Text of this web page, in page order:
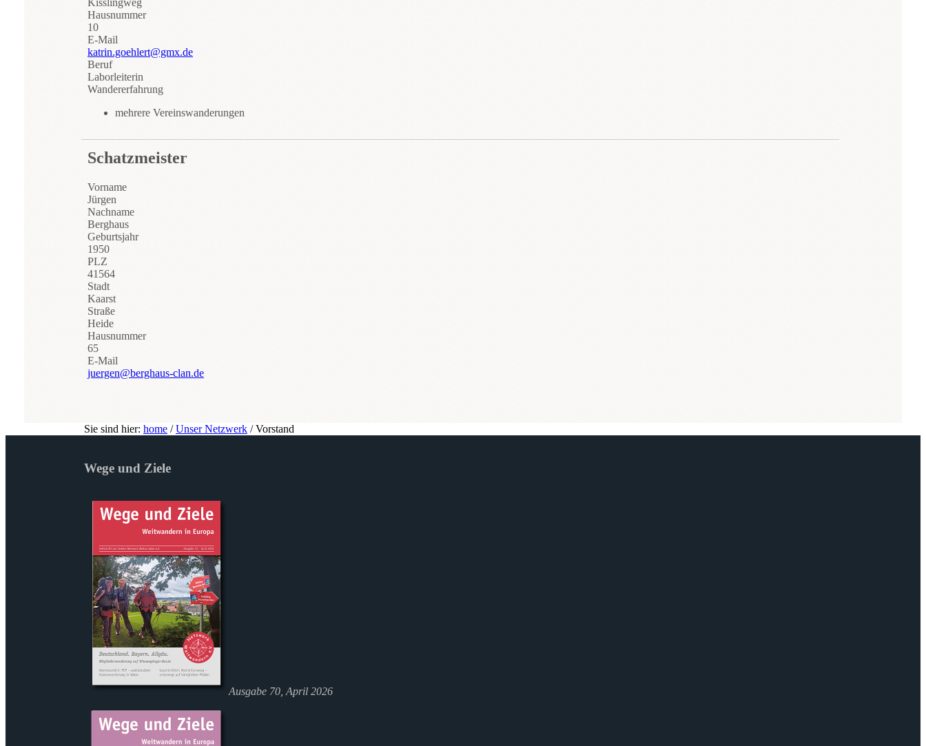
Hausnummer
10
E-Mail
katrin.goehlert@gmx.de
Beruf
Laborleiterin
Wandererfahrung
mehrere Vereinswanderungen
Schatzmeister
Vorname
Jürgen
Nachname
Berghaus
Geburtsjahr
1950
PLZ
41564
Stadt
Kaarst
Straße
Heide
Hausnummer
65
E-Mail
juergen@berghaus-clan.de
Sie sind hier: home /Unser Netzwerk /Vorstand
Wege und Ziele
Ausgabe 70, April 2026